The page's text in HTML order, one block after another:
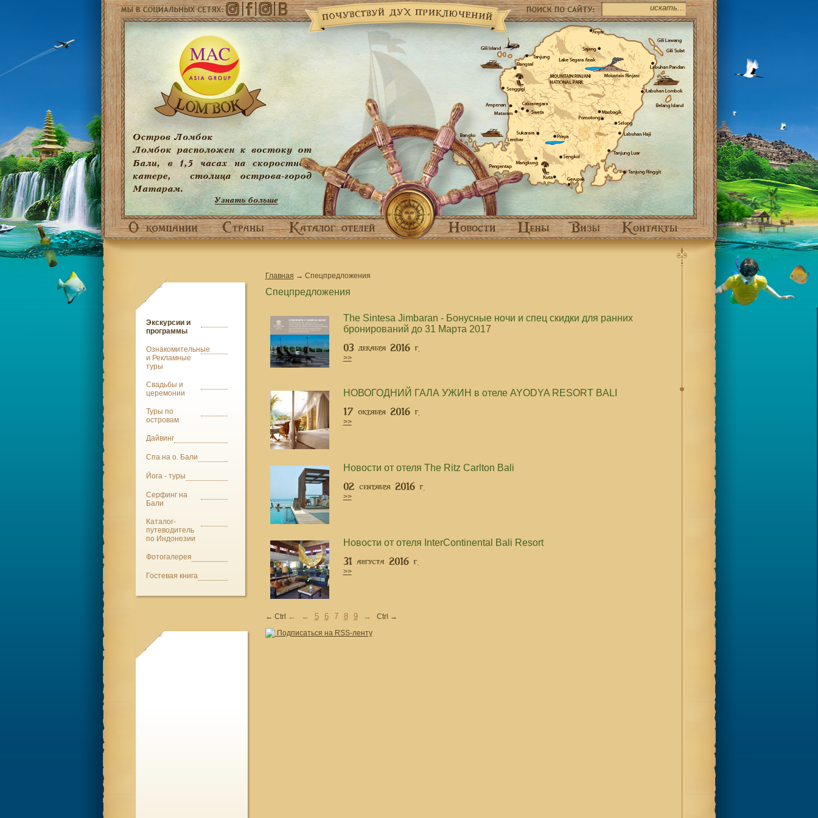
Экскурсии и
программы
Ознакомительные
и Рекламные
туры
Свадьбы и
церемонии
Туры по
островам
Дайвинг
Спа на о. Бали
Йога - туры
Серфинг на
Бали
Каталог-
путеводитель
по Индонезии
Фотогалерея
Гостевая книга
Главная → Спецпредложения
Спецпредложения
The Sintesa Jimbaran - Бонусные ночи и спец скидки для ранних
бронирований до 31 Марта 2017
>>
НОВОГОДНИЙ ГАЛА УЖИН в отеле AYODYA RESORT BALI
>>
Новости от отеля The Ritz Carlton Bali
>>
Новости от отеля InterContinental Bali Resort
>>
← Ctrl ← ← 5 6 7 8 9 →
Ctrl →
Подписаться на RSS-ленту